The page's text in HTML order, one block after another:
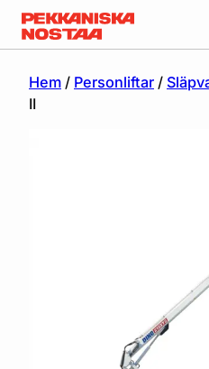
Hem / Personliftar /
II